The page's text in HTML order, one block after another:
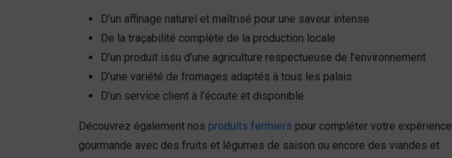
D’un affinage naturel et maîtrisé pour une saveur intense
De la traçabilité complète de la production locale
D’un produit issu d’une agriculture respectueuse de l’environnement
D’une variété de fromages adaptés à tous les palais
D’un service client à l’écoute et disponible
Découvrez également nos produits fermiers pour compléter votre expérience
gourmande avec des fruits et légumes de saison ou encore des viandes et